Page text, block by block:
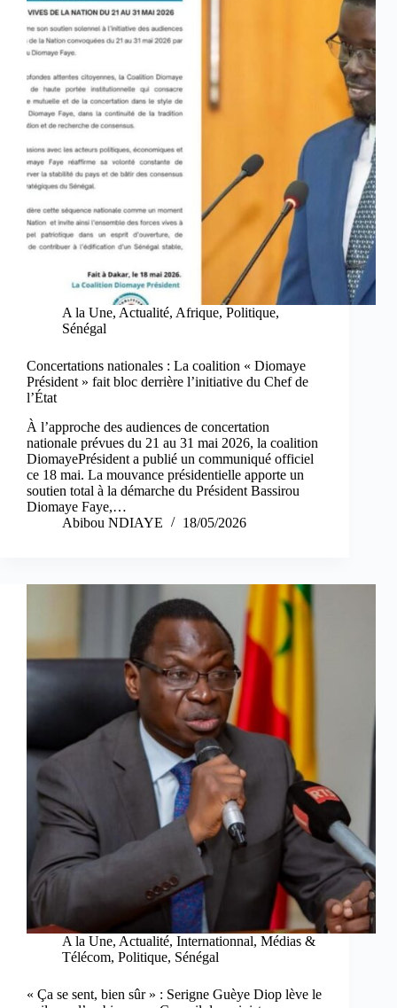
A la Une, Actualité, Afrique, Politique,
Sénégal
Concertations nationales : La coalition « Diomaye
Président » fait bloc derrière l’initiative du Chef de
l’État
À l’approche des audiences de concertation
nationale prévues du 21 au 31 mai 2026, la coalition
DiomayePrésident a publié un communiqué officiel
ce 18 mai. La mouvance présidentielle apporte un
soutien total à la démarche du Président Bassirou
Diomaye Faye,…
Abibou NDIAYE
18/05/2026
A la Une, Actualité, Internationnal, Médias &
Télécom, Politique, Sénégal
« Ça se sent, bien sûr » : Serigne Guèye Diop lève le